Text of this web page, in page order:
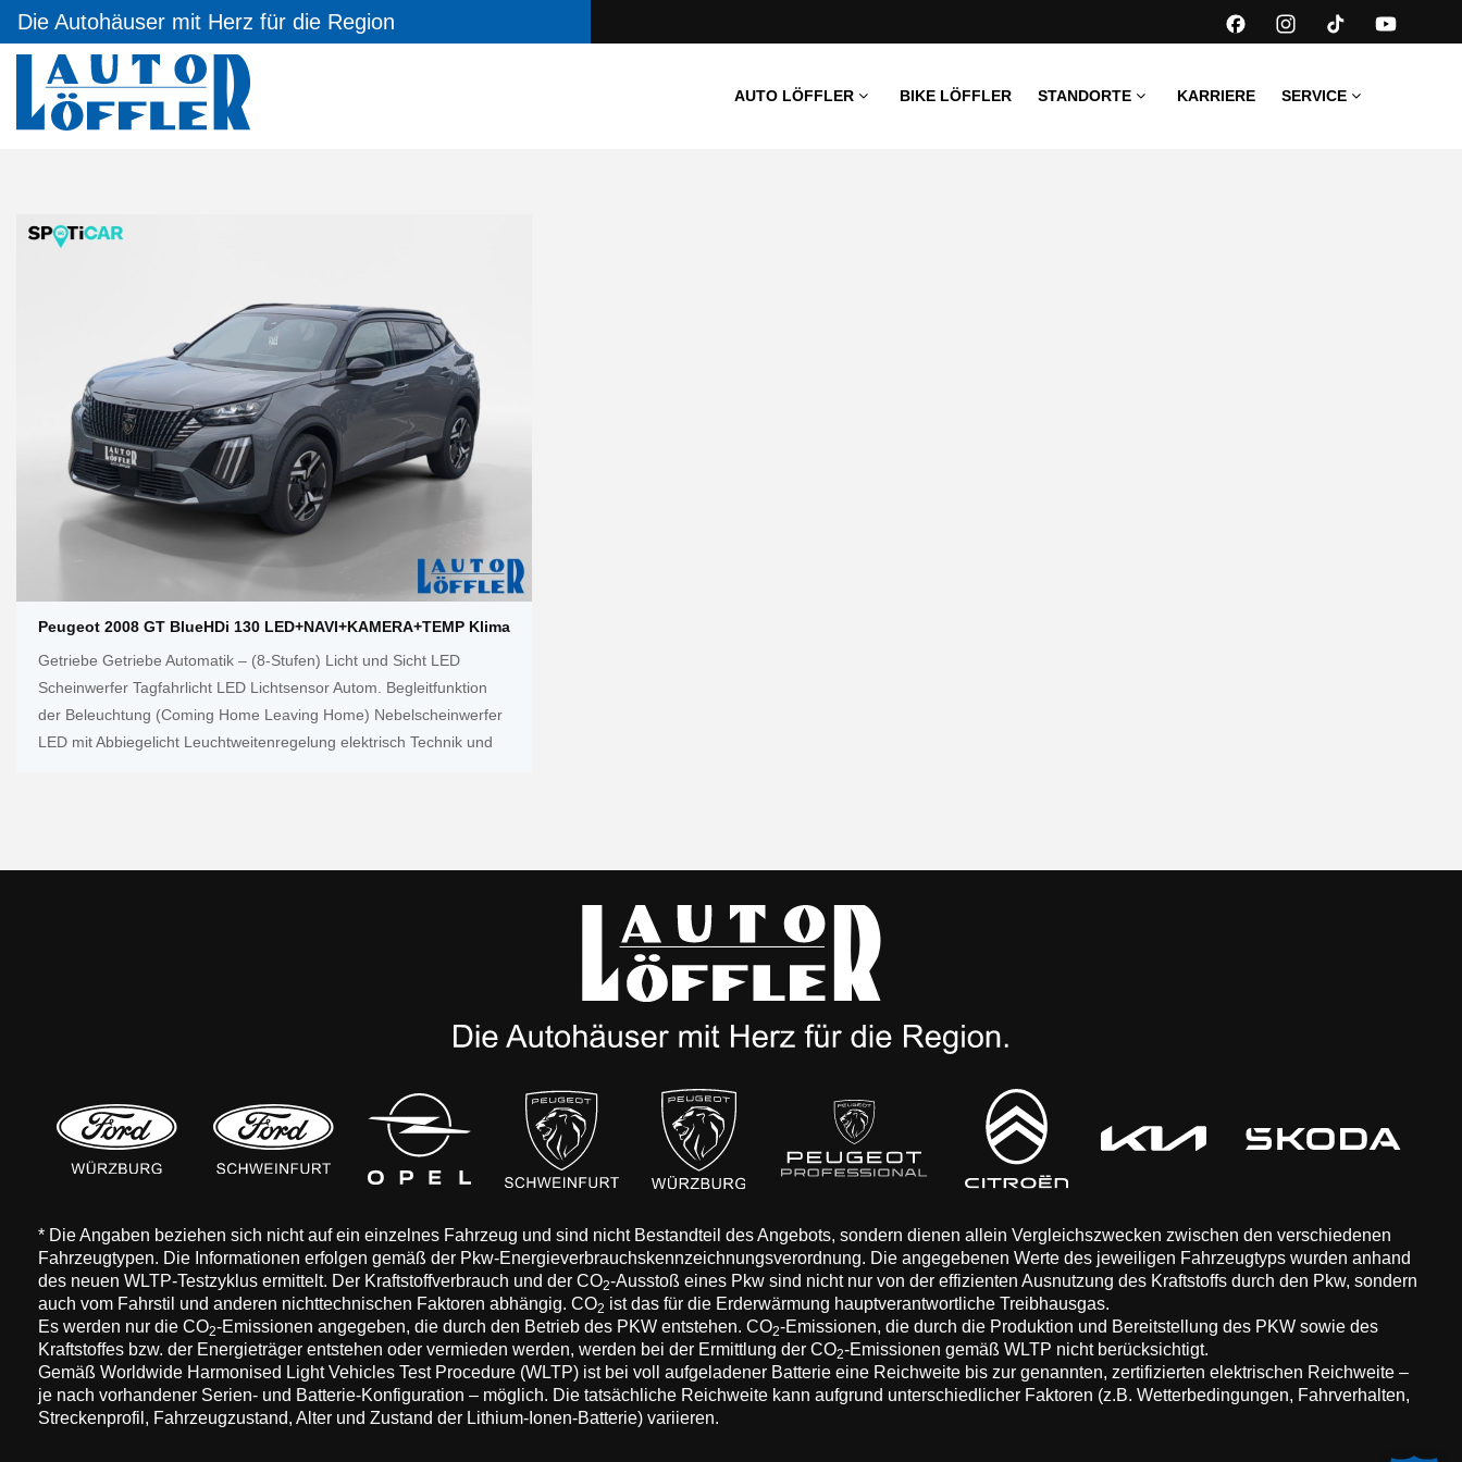
Die Autohäuser mit Herz für die Region
AUTO LÖFFLER BIKE LÖFFLER STANDORTE KARRIERE SERVICE
Peugeot 2008 GT BlueHDi 130 LED+NAVI+KAMERA+TEMP Klima
Getriebe Getriebe Automatik – (8-Stufen) Licht und Sicht LED
Scheinwerfer Tagfahrlicht LED Lichtsensor Autom. Begleitfunktion
der Beleuchtung (Coming Home Leaving Home) Nebelscheinwerfer
LED mit Abbiegelicht Leuchtweitenregelung elektrisch Technik und
* Die Angaben beziehen sich nicht auf ein einzelnes Fahrzeug und sind nicht Bestandteil des Angebots, sondern dienen allein Vergleichszwecken zwischen den verschiedenen
Fahrzeugtypen. Die Informationen erfolgen gemäß der Pkw-Energieverbrauchskennzeichnungsverordnung. Die angegebenen Werte des jeweiligen Fahrzeugtyps wurden anhand
des neuen WLTP-Testzyklus ermittelt. Der Kraftstoffverbrauch und der CO2-Ausstoß eines Pkw sind nicht nur von der effizienten Ausnutzung des Kraftstoffs durch den Pkw, sondern
auch vom Fahrstil und anderen nichttechnischen Faktoren abhängig. CO2 ist das für die Erderwärmung hauptverantwortliche Treibhausgas.
Es werden nur die CO2-Emissionen angegeben, die durch den Betrieb des PKW entstehen. CO2-Emissionen, die durch die Produktion und Bereitstellung des PKW sowie des
Kraftstoffes bzw. der Energieträger entstehen oder vermieden werden, werden bei der Ermittlung der CO2-Emissionen gemäß WLTP nicht berücksichtigt.
Gemäß Worldwide Harmonised Light Vehicles Test Procedure (WLTP) ist bei voll aufgeladener Batterie eine Reichweite bis zur genannten, zertifizierten elektrischen Reichweite –
je nach vorhandener Serien- und Batterie-Konfiguration – möglich. Die tatsächliche Reichweite kann aufgrund unterschiedlicher Faktoren (z.B. Wetterbedingungen, Fahrverhalten,
Streckenprofil, Fahrzeugzustand, Alter und Zustand der Lithium-Ionen-Batterie) variieren.